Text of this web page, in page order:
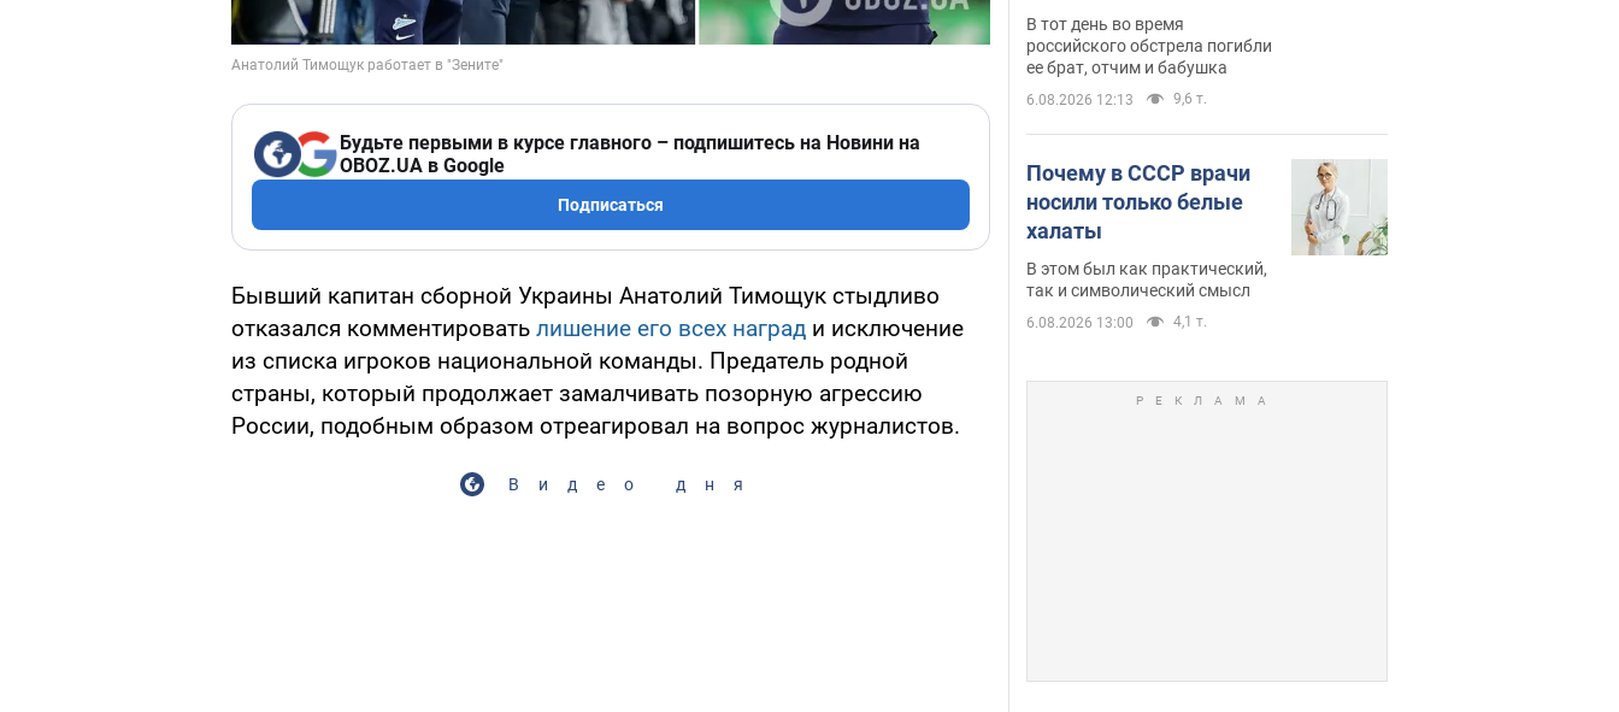
Будьте первыми в курсе главного – подпишитесь на Новини на
OBOZ.UA в Google
Подписаться
Бывший капитан сборной Украины Анатолий Тимощук стыдливо
отказался комментировать лишение его всех наград и исключение
из списка игроков национальной команды. Предатель родной
страны, который продолжает замалчивать позорную агрессию
России, подобным образом отреагировал на вопрос журналистов.
Видео дня
атаки на Сумскую
область. Фото
В тот день во время
российского обстрела погибли
ее брат, отчим и бабушка
6.08.2026 12:13 9,6 т.
Почему в СССР врачи
носили только белые
халаты
В этом был как практический,
так и символический смысл
6.08.2026 13:00 4,1 т.